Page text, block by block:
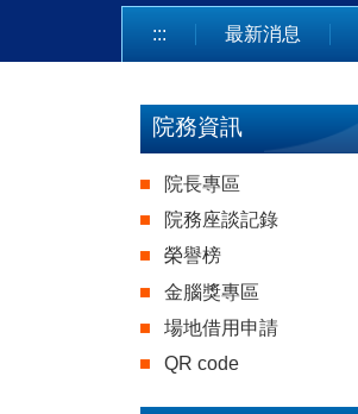
::: 最新消息
院務資訊
院長專區
院務座談記錄
榮譽榜
金腦獎專區
場地借用申請
QR code